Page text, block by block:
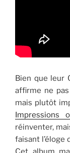
Bien que leur
affirme ne
mais plutôt
Impressions
réinventer,
faisant l’éloge